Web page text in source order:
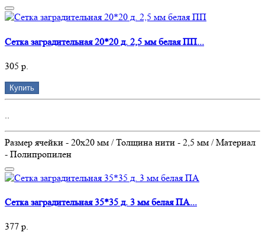
Сетка заградительная 20*20 д. 2,5 мм белая ПП...
305 р.
Купить
..
Размер ячейки - 20х20 мм / Толщина нити - 2,5 мм / Материал
- Полипропилен
Сетка заградительная 35*35 д. 3 мм белая ПА...
377 р.